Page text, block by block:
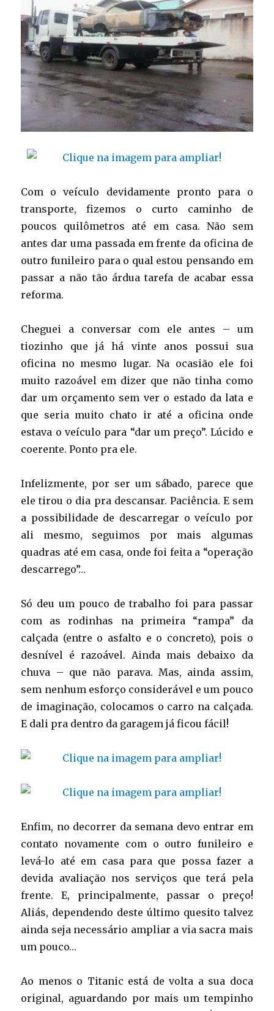
Com o veículo devidamente pronto para o
transporte, fizemos o curto caminho de
poucos quilômetros até em casa. Não sem
antes dar uma passada em frente da oficina de
outro funileiro para o qual estou pensando em
passar a não tão árdua tarefa de acabar essa
reforma.
Cheguei a conversar com ele antes – um
tiozinho que já há vinte anos possui sua
oficina no mesmo lugar. Na ocasião ele foi
muito razoável em dizer que não tinha como
dar um orçamento sem ver o estado da lata e
que seria muito chato ir até a oficina onde
estava o veículo para “dar um preço”. Lúcido e
coerente. Ponto pra ele.
Infelizmente, por ser um sábado, parece que
ele tirou o dia pra descansar. Paciência. E sem
a possibilidade de descarregar o veículo por
ali mesmo, seguimos por mais algumas
quadras até em casa, onde foi feita a “operação
descarrego”…
Só deu um pouco de trabalho foi para passar
com as rodinhas na primeira “rampa” da
calçada (entre o asfalto e o concreto), pois o
desnível é razoável. Ainda mais debaixo da
chuva – que não parava. Mas, ainda assim,
sem nenhum esforço considerável e um pouco
de imaginação, colocamos o carro na calçada.
E dali pra dentro da garagem já ficou fácil!
Enfim, no decorrer da semana devo entrar em
contato novamente com o outro funileiro e
levá-lo até em casa para que possa fazer a
devida avaliação nos serviços que terá pela
frente. E, principalmente, passar o preço!
Aliás, dependendo deste último quesito talvez
ainda seja necessário ampliar a via sacra mais
um pouco…
Ao menos o Titanic está de volta a sua doca
original, aguardando por mais um tempinho